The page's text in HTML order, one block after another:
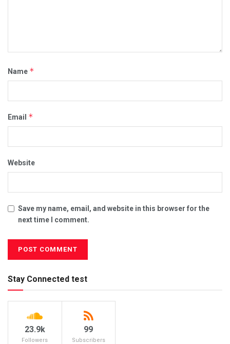
Name *
Email *
Website
Save my name, email, and website in this browser for the
next time I comment.
Stay Connected test
23.9k
Followers
99
Subscribers